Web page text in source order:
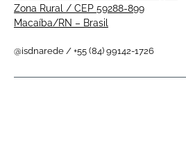
Zona Rural / CEP 59288-899
Macaíba/RN – Brasil
@isdnarede / +55 (84) 99142-1726